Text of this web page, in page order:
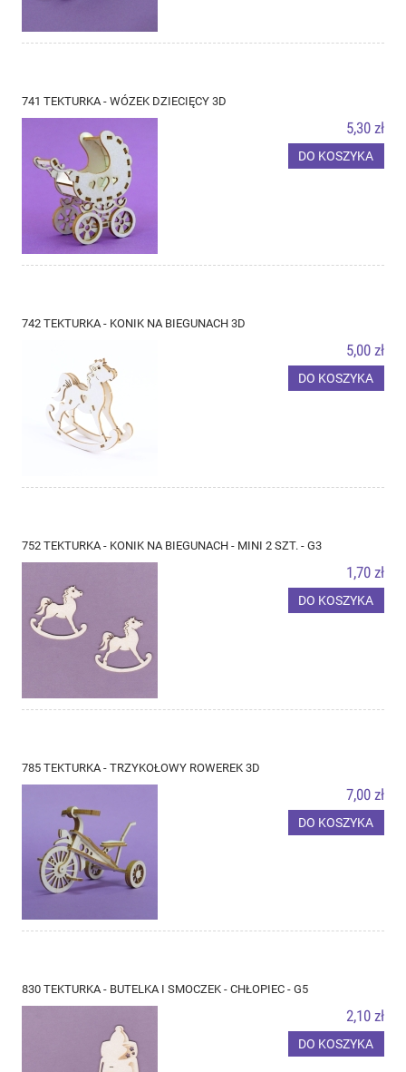
741 TEKTURKA - WÓZEK DZIECIĘCY 3D
5,30 zł
DO KOSZYKA
742 TEKTURKA - KONIK NA BIEGUNACH 3D
5,00 zł
DO KOSZYKA
752 TEKTURKA - KONIK NA BIEGUNACH - MINI 2 SZT. - G3
1,70 zł
DO KOSZYKA
785 TEKTURKA - TRZYKOŁOWY ROWEREK 3D
7,00 zł
DO KOSZYKA
830 TEKTURKA - BUTELKA I SMOCZEK - CHŁOPIEC - G5
2,10 zł
DO KOSZYKA